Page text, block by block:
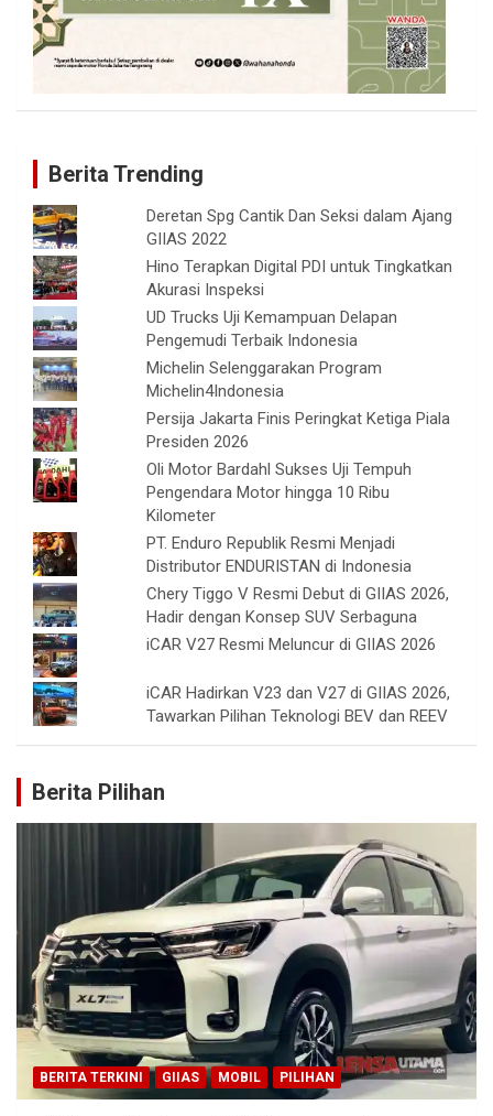
Berita Trending
Deretan Spg Cantik Dan Seksi dalam Ajang
GIIAS 2022
Hino Terapkan Digital PDI untuk Tingkatkan
Akurasi Inspeksi
UD Trucks Uji Kemampuan Delapan
Pengemudi Terbaik Indonesia
Michelin Selenggarakan Program
Michelin4Indonesia
Persija Jakarta Finis Peringkat Ketiga Piala
Presiden 2026
Oli Motor Bardahl Sukses Uji Tempuh
Pengendara Motor hingga 10 Ribu
Kilometer
PT. Enduro Republik Resmi Menjadi
Distributor ENDURISTAN di Indonesia
Chery Tiggo V Resmi Debut di GIIAS 2026,
Hadir dengan Konsep SUV Serbaguna
iCAR V27 Resmi Meluncur di GIIAS 2026
iCAR Hadirkan V23 dan V27 di GIIAS 2026,
Tawarkan Pilihan Teknologi BEV dan REEV
Berita Pilihan
BERITA TERKINI GIIAS MOBIL PILIHAN